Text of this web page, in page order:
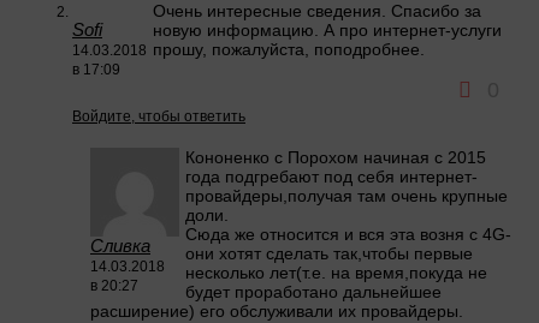
Sofi
14.03.2018
в 17:09
Очень интересные сведения. Спасибо за
новую информацию. А про интернет-услуги
прошу, пожалуйста, поподробнее.
Войдите, чтобы ответить
Сливка
14.03.2018
в 20:27
Кононенко с Порохом начиная с 2015
года подгребают под себя интернет-
провайдеры,получая там очень крупные
доли.
Сюда же относится и вся эта возня с 4G-
они хотят сделать так,чтобы первые
несколько лет(т.е. на время,покуда не
будет проработано дальнейшее
расширение) его обслуживали их провайдеры.